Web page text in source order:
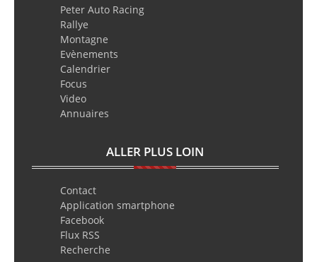
Peter Auto Racing
Rallye
Montagne
Evènements
Calendrier
Focus
Video
Annuaires
ALLER PLUS LOIN
Contact
Application smartphone
Facebook
Flux RSS
Recherche